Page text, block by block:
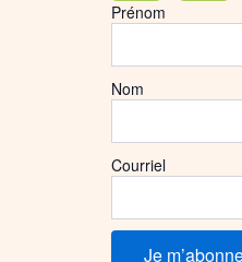
Prénom
Nom
Courriel